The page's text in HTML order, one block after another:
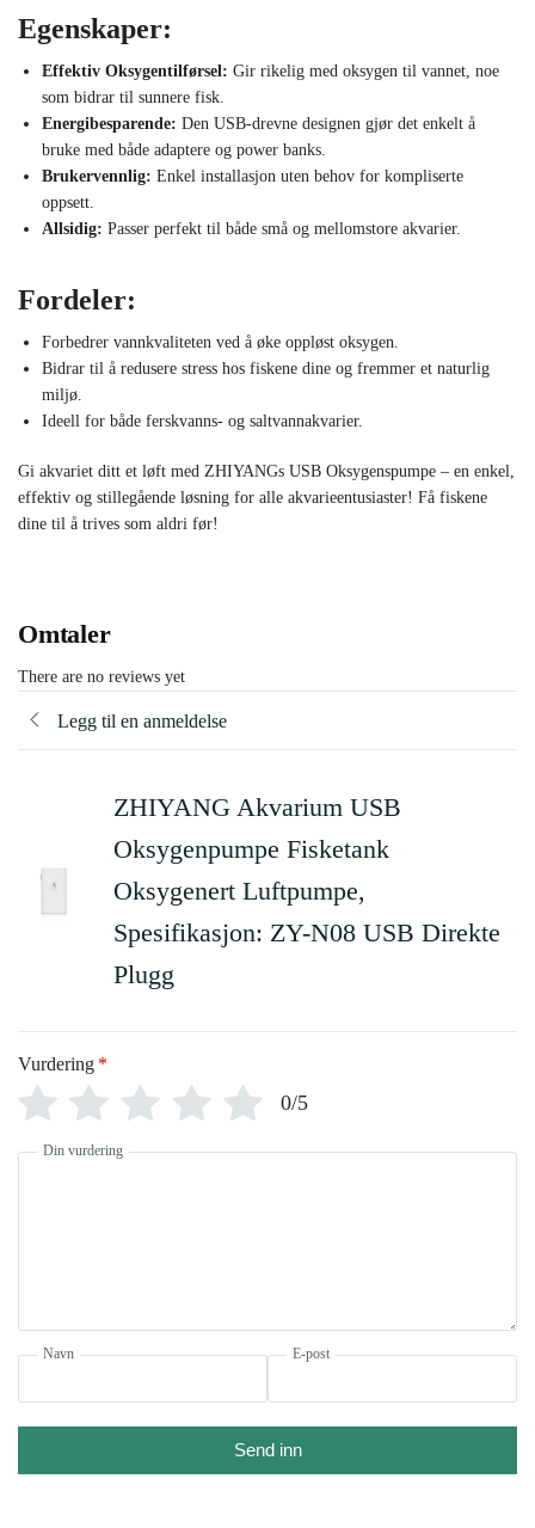
Egenskaper:
Effektiv Oksygentilførsel: Gir rikelig med oksygen til vannet, noe
som bidrar til sunnere fisk.
Energibesparende: Den USB-drevne designen gjør det enkelt å
bruke med både adaptere og power banks.
Brukervennlig: Enkel installasjon uten behov for kompliserte
oppsett.
Allsidig: Passer perfekt til både små og mellomstore akvarier.
Fordeler:
Forbedrer vannkvaliteten ved å øke oppløst oksygen.
Bidrar til å redusere stress hos fiskene dine og fremmer et naturlig
miljø.
Ideell for både ferskvanns- og saltvannakvarier.
Gi akvariet ditt et løft med ZHIYANGs USB Oksygenspumpe – en enkel,
effektiv og stillegående løsning for alle akvarieentusiaster! Få fiskene
dine til å trives som aldri før!
Omtaler
There are no reviews yet
Legg til en anmeldelse
ZHIYANG Akvarium USB
Oksygenpumpe Fisketank
Oksygenert Luftpumpe,
Spesifikasjon: ZY-N08 USB Direkte
Plugg
Vurdering *
0/5
Din vurdering
Navn E-post
Send inn